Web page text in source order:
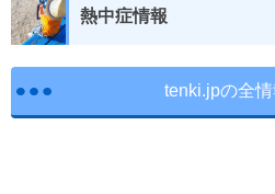
熱中症情報
tenki.jpの全